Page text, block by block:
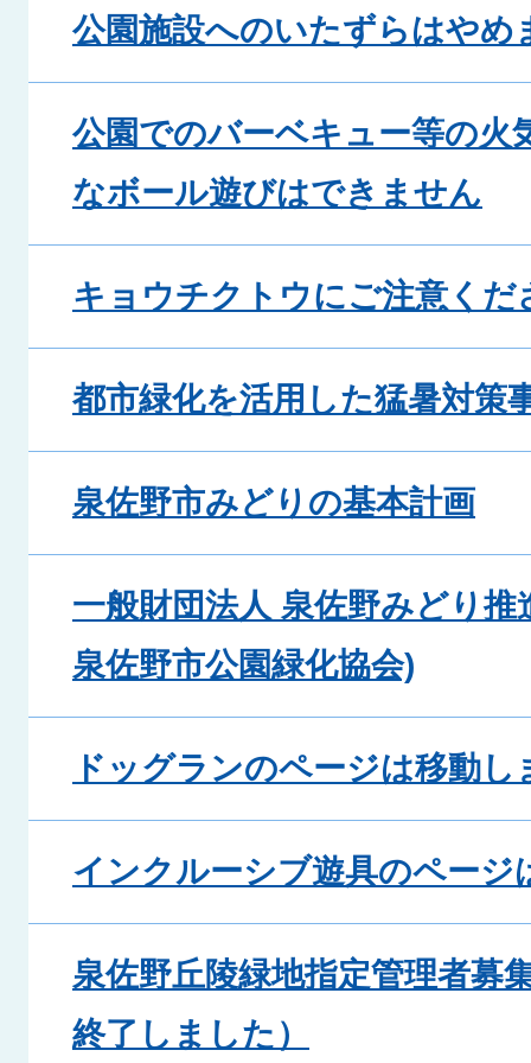
公園施設へのいたずらはやめ
公園でのバーベキュー等の火
なボール遊びはできません
キョウチクトウにご注意くだ
都市緑化を活用した猛暑対策
泉佐野市みどりの基本計画
一般財団法人 泉佐野みどり推
泉佐野市公園緑化協会)
ドッグランのページは移動し
インクルーシブ遊具のページ
泉佐野丘陵緑地指定管理者募
終了しました）